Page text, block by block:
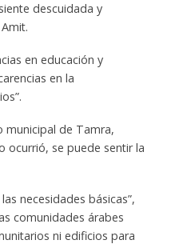
descuidada y
en educación y
en la
municipal de Tamra,
ocurrió, se puede sentir la
necesidades básicas”,
comunidades árabes
ni edificios para